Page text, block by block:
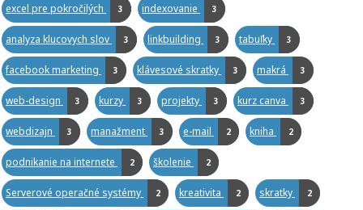
excel pre pokročilých 3 indexovanie 3
analyza klucovych slov 3 linkbuilding 3 tabuľky 3
facebook marketing 3 klávesové skratky 3 makrá 3
web-design 3 kurzy 3 projekty 3 kurz canva 3
webdizajn 3 manažment 3 e-mail 2 kniha 2
podnikanie na internete 2 školenie 2
Serverové operačné systémy 2 kreativita 2 skratky 2